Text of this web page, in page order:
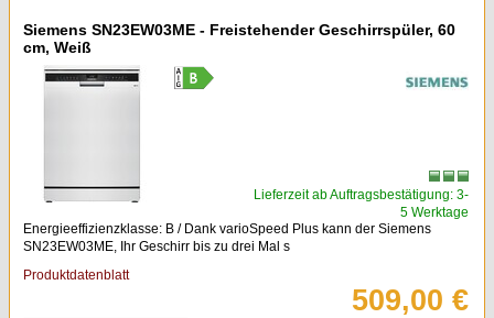
Siemens SN23EW03ME - Freistehender Geschirrspüler, 60
cm, Weiß
Lieferzeit ab Auftragsbestätigung: 3-
5 Werktage
Energieeffizienzklasse: B / Dank varioSpeed Plus kann der Siemens
SN23EW03ME, Ihr Geschirr bis zu drei Mal s
Produktdatenblatt
509,00 €